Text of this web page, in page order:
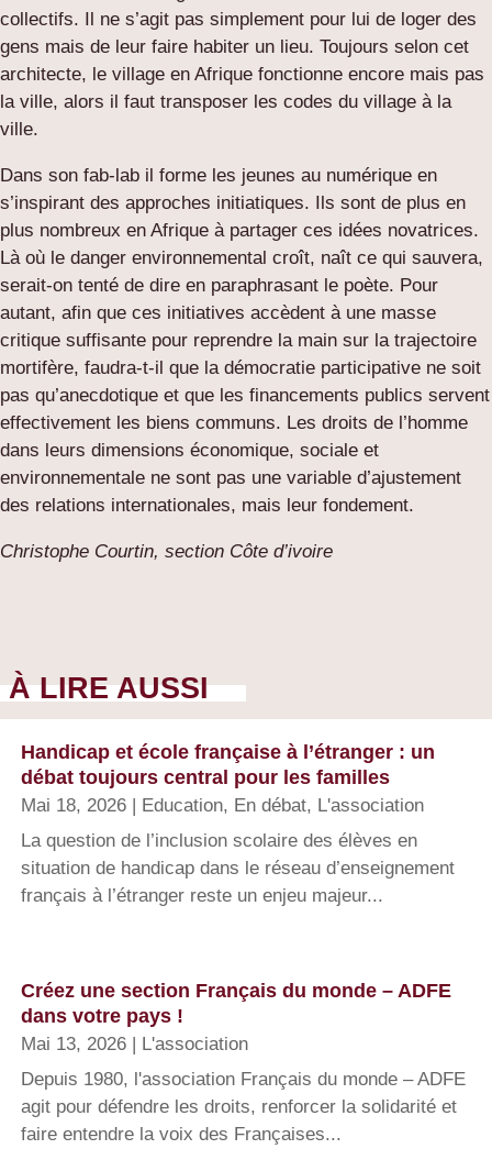
collectifs. Il ne s’agit pas simplement pour lui de loger des
gens mais de leur faire habiter un lieu. Toujours selon cet
architecte, le village en Afrique fonctionne encore mais pas
la ville, alors il faut transposer les codes du village à la
ville.
Dans son fab-lab il forme les jeunes au numérique en
s’inspirant des approches initiatiques. Ils sont de plus en
plus nombreux en Afrique à partager ces idées novatrices.
Là où le danger environnemental croît, naît ce qui sauvera,
serait-on tenté de dire en paraphrasant le poète. Pour
autant, afin que ces initiatives accèdent à une masse
critique suffisante pour reprendre la main sur la trajectoire
mortifère, faudra-t-il que la démocratie participative ne soit
pas qu’anecdotique et que les financements publics servent
effectivement les biens communs. Les droits de l’homme
dans leurs dimensions économique, sociale et
environnementale ne sont pas une variable d’ajustement
des relations internationales, mais leur fondement.
Christophe Courtin, section Côte d’ivoire
À LIRE AUSSI
Handicap et école française à l’étranger : un
débat toujours central pour les familles
Mai 18, 2026 Education, En débat, L'association
La question de l’inclusion scolaire des élèves en
situation de handicap dans le réseau d’enseignement
français à l’étranger reste un enjeu majeur...
Créez une section Français du monde – ADFE
dans votre pays !
Mai 13, 2026
L'association
Depuis 1980, l'association Français du monde – ADFE
agit pour défendre les droits, renforcer la solidarité et
faire entendre la voix des Françaises...